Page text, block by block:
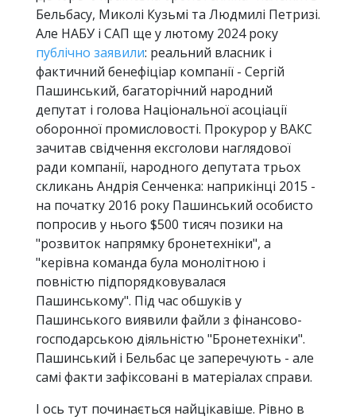
Бельбасу, Миколі Кузьмі та Людмилі Петризі.
Але НАБУ і САП ще у лютому 2024 року
публічно заявили: реальний власник і
фактичний бенефіціар компанії - Сергій
Пашинський, багаторічний народний
депутат і голова Національної асоціації
оборонної промисловості. Прокурор у ВАКС
зачитав свідчення ексголови наглядової
ради компанії, народного депутата трьох
скликань Андрія Сенченка: наприкінці 2015 -
на початку 2016 року Пашинський особисто
попросив у нього $500 тисяч позики на
"розвиток напрямку бронетехніки", а
"керівна команда була монолітною і
повністю підпорядковувалася
Пашинському". Під час обшуків у
Пашинського виявили файли з фінансово-
господарською діяльністю "Бронетехніки".
Пашинський і Бельбас це заперечують - але
самі факти зафіксовані в матеріалах справи.
І ось тут починається найцікавіше. Рівно в